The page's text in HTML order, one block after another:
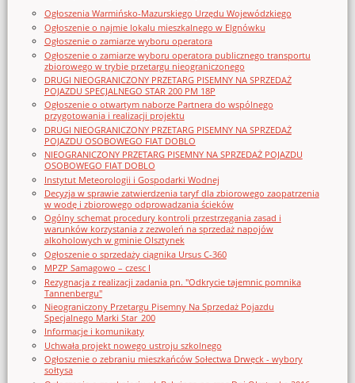
Ogłoszenia Warmińsko-Mazurskiego Urzędu Wojewódzkiego
Ogłoszenie o najmie lokalu mieszkalnego w Elgnówku
Ogłoszenie o zamiarze wyboru operatora
Ogłoszenie o zamiarze wyboru operatora publicznego transportu
zbiorowego w trybie przetargu nieograniczonego
DRUGI NIEOGRANICZONY PRZETARG PISEMNY NA SPRZEDAŻ
POJAZDU SPECJALNEGO STAR 200 PM 18P
Ogłoszenie o otwartym naborze Partnera do wspólnego
przygotowania i realizacji projektu
DRUGI NIEOGRANICZONY PRZETARG PISEMNY NA SPRZEDAŻ
POJAZDU OSOBOWEGO FIAT DOBLO
NIEOGRANICZONY PRZETARG PISEMNY NA SPRZEDAŻ POJAZDU
OSOBOWEGO FIAT DOBLO
Instytut Meteorologii i Gospodarki Wodnej
Decyzja w sprawie zatwierdzenia taryf dla zbiorowego zaopatrzenia
w wodę i zbiorowego odprowadzania ścieków
Ogólny schemat procedury kontroli przestrzegania zasad i
warunków korzystania z zezwoleń na sprzedaż napojów
alkoholowych w gminie Olsztynek
Ogłoszenie o sprzedaży ciągnika Ursus C-360
MPZP Samagowo – czesc I
Rezygnacja z realizacji zadania pn. "Odkrycie tajemnic pomnika
Tannenbergu"
Nieograniczony Przetargu Pisemny Na Sprzedaż Pojazdu
Specjalnego Marki Star_200
Informacje i komunikaty
Uchwała projekt nowego ustroju szkolnego
Ogłoszenie o zebraniu mieszkańców Sołectwa Drwęck - wybory
sołtysa